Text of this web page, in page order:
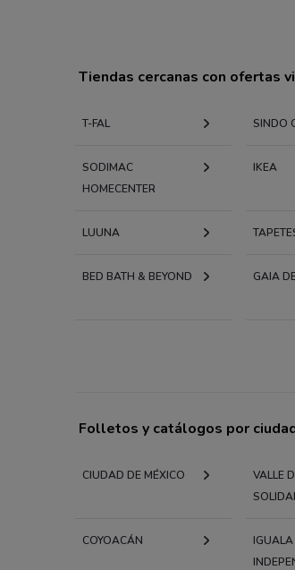
Tiendas cercanas con ofertas
T-FAL SINDO
SODIMAC
HOMECENTER
IKEA
LUUNA
BED BATH & BEYOND GAIA
Folletos y catálogos por
CIUDAD DE MÉXICO
VALLE
COYOACÁN